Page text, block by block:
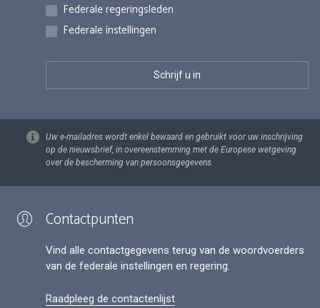
Federale regeringsleden
Federale instellingen
Uw e-mailadres wordt enkel bewaard en gebruikt voor uw inschrijving
op de nieuwsbrief, in overeenstemming met de Europese wetgeving
over de bescherming van persoonsgegevens.
Contactpunten
Vind alle contactgegevens terug van de woordvoerders
van de federale instellingen en regering.
Raadpleeg de contactenlijst